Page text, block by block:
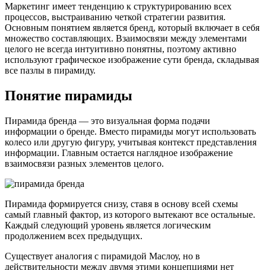
Маркетинг имеет тенденцию к структурированию всех
процессов, выстраиванию четкой стратегии развития.
Основным понятием является бренд, который включает в себя
множество составляющих. Взаимосвязи между элементами
целого не всегда интуитивно понятны, поэтому активно
используют графическое изображение сути бренда, складывая
все пазлы в пирамиду.
Понятие пирамиды
Пирамида бренда — это визуальная форма подачи
информации о бренде. Вместо пирамиды могут использовать
колесо или другую фигуру, учитывая контекст представления
информации. Главным остается наглядное изображение
взаимосвязи разных элементов целого.
Пирамида формируется снизу, ставя в основу всей схемы
самый главный фактор, из которого вытекают все остальные.
Каждый следующий уровень является логическим
продолжением всех предыдущих.
Существует аналогия с пирамидой Маслоу, но в
действительности между двумя этими концепциями нет